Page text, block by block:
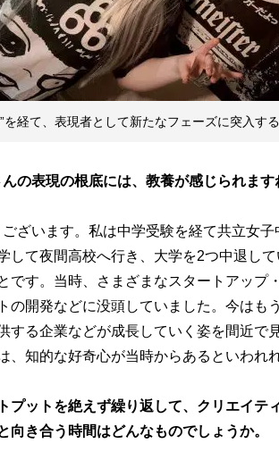
を経て、表現者として新たなフェーズに突入す
表現の根底には、教養が感じられます
ざいます。私は中学受験を経て共立女
して夜間高校へ行き、大学を2つ中退し
です。当時、さまざまなスタートアップ
の開発などに没頭していました。今はも
する企業などが成長していく姿を間近で
、知的な好奇心が当時からあるといわれ
ットを絶えず繰り返して、クリエイテ
向き合う時間はどんなものでしょうか。